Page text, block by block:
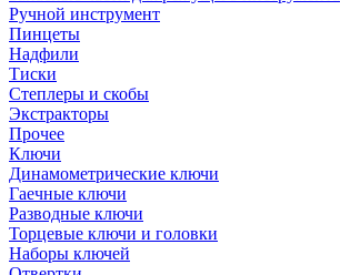
Ручной инструмент
Пинцеты
Надфили
Тиски
Степлеры и скобы
Экстракторы
Прочее
Ключи
Динамометрические ключи
Гаечные ключи
Разводные ключи
Торцевые ключи и головки
Наборы ключей